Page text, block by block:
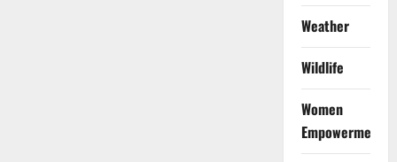
Weather
Wildlife
Women
Empowerment